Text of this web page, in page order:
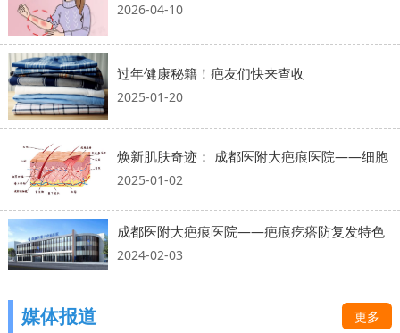
2026-04-10
过年健康秘籍！疤友们快来查收
2025-01-20
焕新肌肤奇迹： 成都医附大疤痕医院——细胞
2025-01-02
成都医附大疤痕医院——疤痕疙瘩防复发特色
2024-02-03
媒体报道 更多